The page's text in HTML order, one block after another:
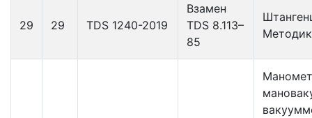
29 29 TDS 1240-2019
Взамен
TDS 8.113–
85